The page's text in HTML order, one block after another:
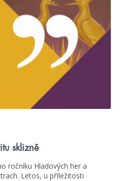
sklizně
ročníku Hladových her a
Letos, u příležitosti